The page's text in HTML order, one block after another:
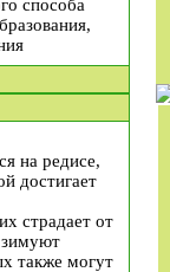
способа
на редисе,
достигает
страдает от
зимуют
также могут